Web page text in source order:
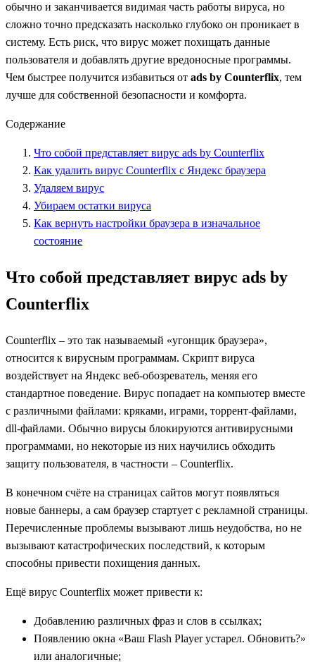
обычно и заканчивается видимая часть работы вируса, но
сложно точно предсказать насколько глубоко он проникает в
систему. Есть риск, что вирус может похищать данные
пользователя и добавлять другие вредоносные программы.
Чем быстрее получится избавиться от ads by Counterflix, тем
лучше для собственной безопасности и комфорта.
Содержание
Что собой представляет вирус ads by Counterflix
Как удалить вирус Counterflix с Яндекс браузера
Удаляем вирус
Убираем остатки вируса
Как вернуть настройки браузера в изначальное
состояние
Что собой представляет вирус ads by
Counterflix
Counterflix – это так называемый «угонщик браузера»,
относится к вирусным программам. Скрипт вируса
воздействует на Яндекс веб-обозреватель, меняя его
стандартное поведение. Вирус попадает на компьютер вместе
с различными файлами: кряками, играми, торрент-файлами,
dll-файлами. Обычно вирусы блокируются антивирусными
программами, но некоторые из них научились обходить
защиту пользователя, в частности – Counterflix.
В конечном счёте на страницах сайтов могут появляться
новые баннеры, а сам браузер стартует с рекламной страницы.
Перечисленные проблемы вызывают лишь неудобства, но не
вызывают катастрофических последствий, к которым
способны привести похищения данных.
Ещё вирус Counterflix может привести к:
Добавлению различных фраз и слов в ссылках;
Появлению окна «Ваш Flash Player устарел. Обновить?»
или аналогичные;